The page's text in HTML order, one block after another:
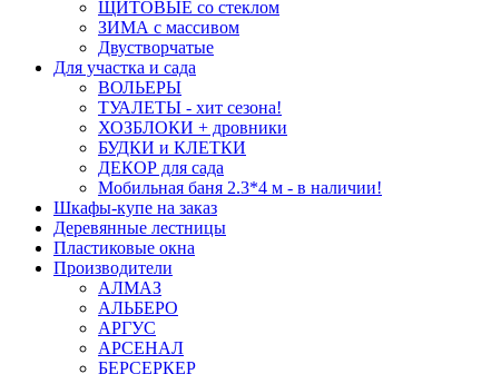
ЩИТОВЫЕ со стеклом
ЗИМА с массивом
Двустворчатые
Для участка и сада
ВОЛЬЕРЫ
ТУАЛЕТЫ - хит сезона!
ХОЗБЛОКИ + дровники
БУДКИ и КЛЕТКИ
ДЕКОР для сада
Мобильная баня 2.3*4 м - в наличии!
Шкафы-купе на заказ
Деревянные лестницы
Пластиковые окна
Производители
АЛМАЗ
АЛЬБЕРО
АРГУС
АРСЕНАЛ
БЕРСЕРКЕР